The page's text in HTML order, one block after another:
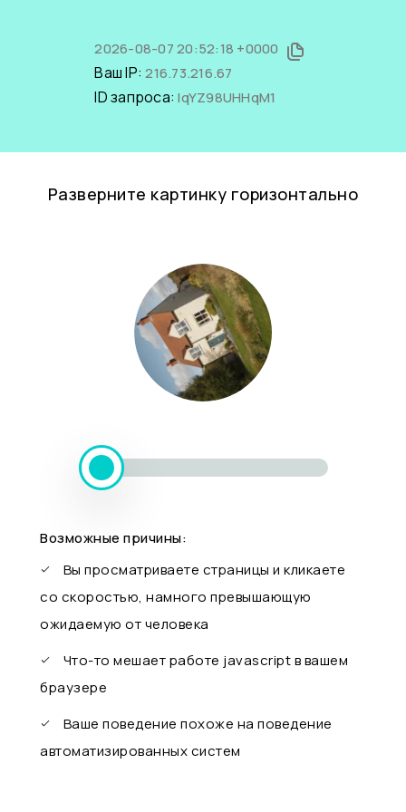
2026-08-07 20:52:18 +0000
Ваш IP:216.73.216.67
ID запроса:IqYZ98UHHqM1
Разверните картинку горизонтально
Возможные причины:
Вы просматриваете страницы и кликаете
со скоростью, намного превышающую
ожидаемую от человека
Что-то мешает работе javascript в вашем
браузере
Ваше поведение похоже на поведение
автоматизированных систем